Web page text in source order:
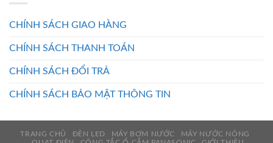
CHÍNH SÁCH GIAO HÀNG
CHÍNH SÁCH THANH TOÁN
CHÍNH SÁCH ĐỔI TRẢ
CHÍNH SÁCH BẢO MẬT THÔNG TIN
TRANG CHỦ ĐÈN LED MÁY BƠM NƯỚC
MÁY NƯỚC NÓNG